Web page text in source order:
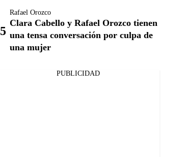
Rafael Orozco
Clara Cabello y Rafael Orozco tienen
una tensa conversación por culpa de
una mujer
PUBLICIDAD